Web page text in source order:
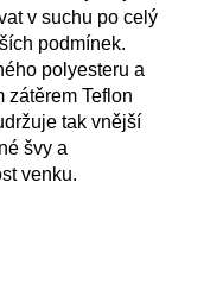
v suchu po celý
podmínek.
polyesteru a
zátěrem Teflon
tak vnější
švy a
venku.